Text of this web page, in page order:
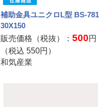
補助金具ユニクロL型 BS-781
30X150
販売価格（税抜）：500円
（税込550円）
和気産業